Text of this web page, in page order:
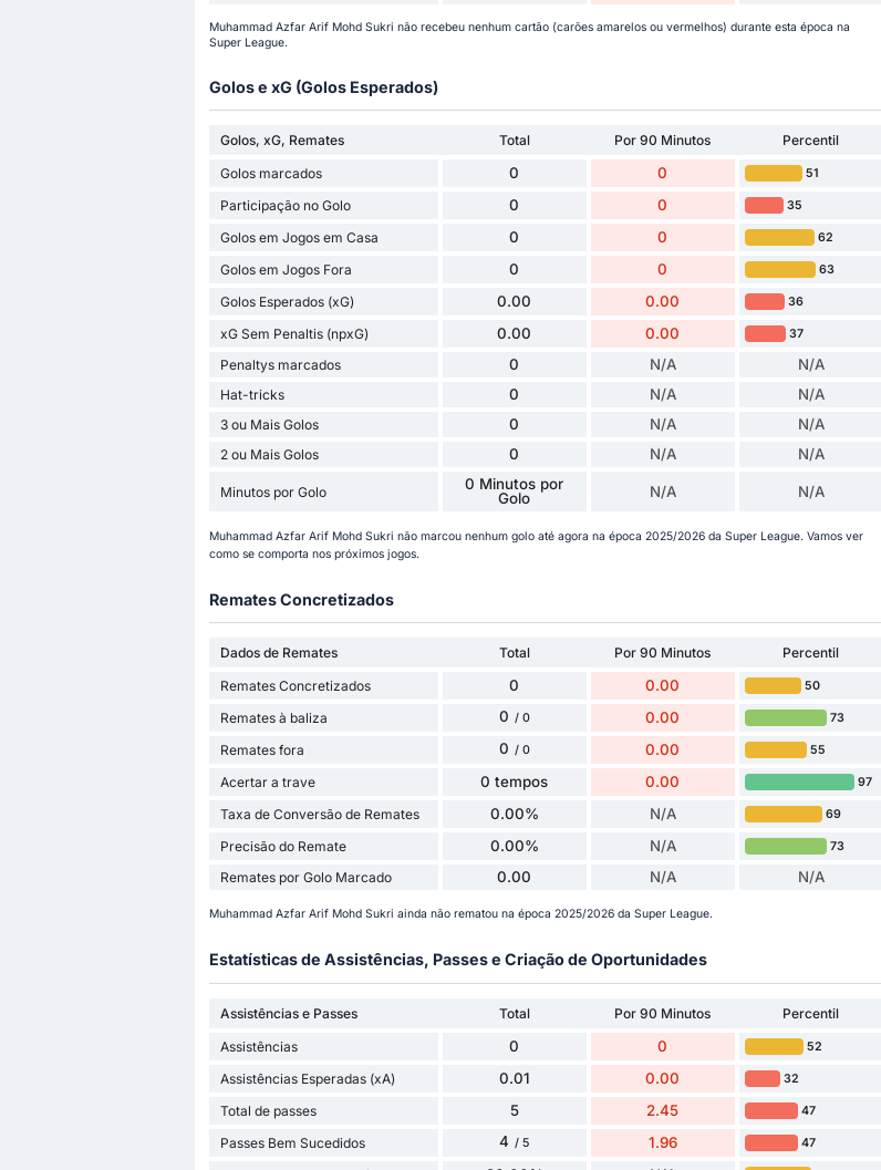
Muhammad Azfar Arif Mohd Sukri não recebeu nenhum cartão (carões amarelos ou vermelhos) durante esta época na
Super League.
Golos e xG (Golos Esperados)
Golos, xG, Remates Total Por 90 Minutos
Percentil
Golos marcados
0 0 51
Participação no Golo 0 0 35
Golos em Jogos em Casa 0 0 62
Golos em Jogos Fora 0 0 63
Golos Esperados (xG) 0.00 0.00 36
xG Sem Penaltis (npxG) 0.00 0.00 37
Penaltys marcados 0 N/A N/A
Hat-tricks 0 N/A N/A
3 ou Mais Golos 0 N/A N/A
2 ou Mais Golos 0 N/A N/A
Minutos por Golo
0 Minutos por
Golo
N/A N/A
Muhammad Azfar Arif Mohd Sukri não marcou nenhum golo até agora na época 2025/2026 da Super League. Vamos ver
como se comporta nos próximos jogos.
Remates Concretizados
Dados de Remates Total Por 90 Minutos
Percentil
Remates Concretizados
0 0.00 50
Remates à baliza 0 / 0 0.00 73
Remates fora 0 / 0 0.00 55
Acertar a trave 0 tempos 0.00 97
Taxa de Conversão de Remates 0.00% N/A 69
Precisão do Remate 0.00% N/A 73
Remates por Golo Marcado 0.00 N/A N/A
Muhammad Azfar Arif Mohd Sukri ainda não rematou na época 2025/2026 da Super League.
Estatísticas de Assistências, Passes e Criação de Oportunidades
Assistências e Passes Total Por 90 Minutos
Percentil
Assistências
0 0 52
Assistências Esperadas (xA) 0.01 0.00 32
Total de passes 5 2.45 47
Passes Bem Sucedidos 4 / 5 1.96 47